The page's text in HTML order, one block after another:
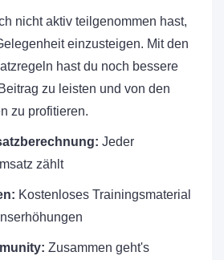
nicht aktiv teilgenommen hast,
einzusteigen. Mit den
hast du noch bessere
zu leisten und von den
zu profitieren.
Jeder
zählt
Kostenloses Trainingsmaterial
Zusammen geht's